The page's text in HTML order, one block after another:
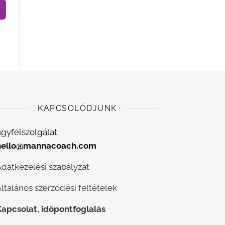
KAPCSOLÓDJUNK
szabályzat
szerződési feltételek
időpontfoglalás